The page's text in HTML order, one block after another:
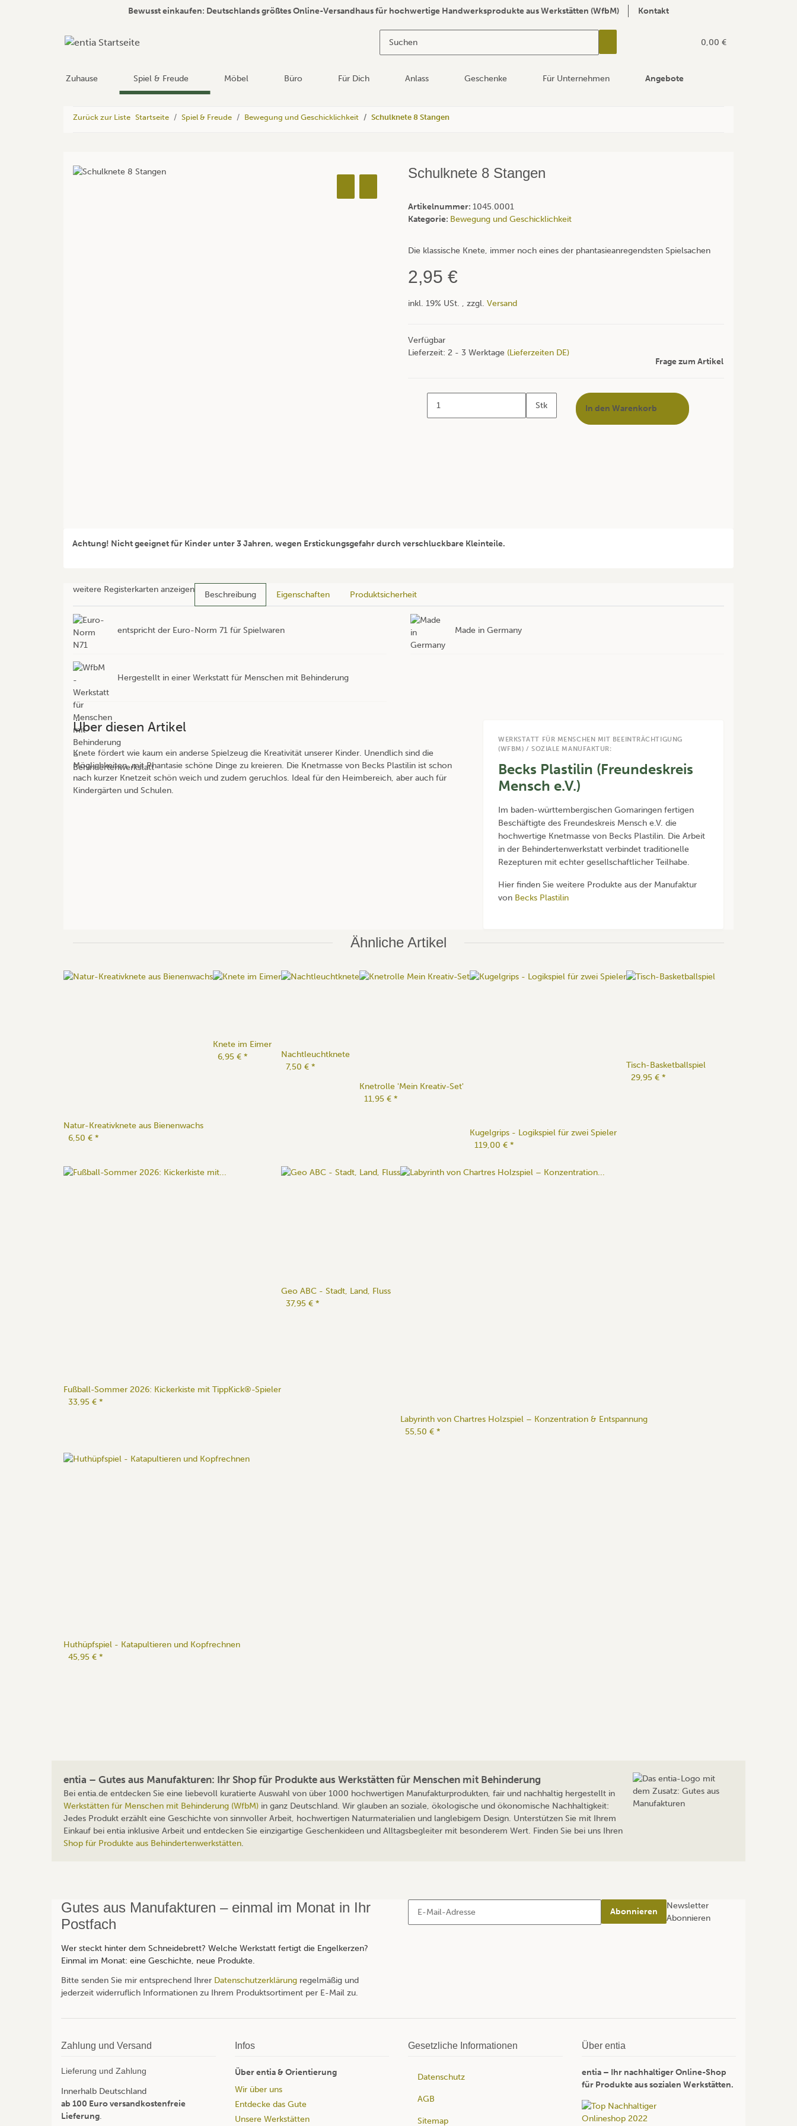
Bewusst einkaufen: Deutschlands größtes Online-Versandhaus für hochwertige Handwerksprodukte aus Werkstätten (WfbM) Kontakt
0,00 €
Zuhause Spiel & Freude Möbel Büro Für Dich Anlass Geschenke Für Unternehmen Angebote
Zurück zur Liste Startseite Spiel & Freude Bewegung und Geschicklichkeit Schulknete 8 Stangen
Schulknete 8 Stangen
Artikelnummer: 1045.0001
Kategorie: Bewegung und Geschicklichkeit
Die klassische Knete, immer noch eines der phantasieanregendsten Spielsachen
2,95 €
inkl. 19% USt. , zzgl. Versand
Verfügbar
Lieferzeit: 2 - 3 Werktage (Lieferzeiten DE)
Frage zum Artikel
Stk In den Warenkorb
Achtung! Nicht geeignet für Kinder unter 3 Jahren, wegen Erstickungsgefahr durch verschluckbare Kleinteile.
weitere Registerkarten anzeigen
Beschreibung Eigenschaften Produktsicherheit
entspricht der Euro-Norm 71 für Spielwaren Made in Germany
Hergestellt in einer Werkstatt für Menschen mit Behinderung
Über diesen Artikel
Knete fördert wie kaum ein anderse Spielzeug die Kreativität unserer Kinder. Unendlich sind die
Möglichkeiten, mit Phantasie schöne Dinge zu kreieren. Die Knetmasse von Becks Plastilin ist schon
nach kurzer Knetzeit schön weich und zudem geruchlos. Ideal für den Heimbereich, aber auch für
Kindergärten und Schulen.
WERKSTATT FÜR MENSCHEN MIT BEEINTRÄCHTIGUNG
(WFBM) / SOZIALE MANUFAKTUR:
Becks Plastilin (Freundeskreis
Mensch e.V.)
Im baden-württembergischen Gomaringen fertigen
Beschäftigte des Freundeskreis Mensch e.V. die
hochwertige Knetmasse von Becks Plastilin. Die Arbeit
in der Behindertenwerkstatt verbindet traditionelle
Rezepturen mit echter gesellschaftlicher Teilhabe.
Hier finden Sie weitere Produkte aus der Manufaktur
von Becks Plastilin
Ähnliche Artikel
Natur-Kreativknete aus Bienenwachs
6,50 € *
Knete im Eimer
6,95 € *
Nachtleuchtknete
7,50 € *
Knetrolle 'Mein Kreativ-Set'
11,95 € *
Kugelgrips - Logikspiel für zwei Spieler
119,00 € *
Tisch-Basketballspiel
29,95 € *
Fußball-Sommer 2026: Kickerkiste mit TippKick®-Spieler
33,95 € *
Geo ABC - Stadt, Land, Fluss
37,95 € *
Labyrinth von Chartres Holzspiel – Konzentration & Entspannung
55,50 € *
Huthüpfspiel - Katapultieren und Kopfrechnen
45,95 € *
entia – Gutes aus Manufakturen: Ihr Shop für Produkte aus Werkstätten für Menschen mit Behinderung
Bei entia.de entdecken Sie eine liebevoll kuratierte Auswahl von über 1000 hochwertigen Manufakturprodukten, fair und nachhaltig hergestellt in
Werkstätten für Menschen mit Behinderung (WfbM) in ganz Deutschland. Wir glauben an soziale, ökologische und ökonomische Nachhaltigkeit:
Jedes Produkt erzählt eine Geschichte von sinnvoller Arbeit, hochwertigen Naturmaterialien und langlebigem Design. Unterstützen Sie mit Ihrem
Einkauf bei entia inklusive Arbeit und entdecken Sie einzigartige Geschenkideen und Alltagsbegleiter mit besonderem Wert. Finden Sie bei uns Ihren
Shop für Produkte aus Behindertenwerkstätten.
Gutes aus Manufakturen – einmal im Monat in Ihr
Postfach
Wer steckt hinter dem Schneidebrett? Welche Werkstatt fertigt die Engelkerzen?
Einmal im Monat: eine Geschichte, neue Produkte.
Bitte senden Sie mir entsprechend Ihrer Datenschutzerklärung regelmäßig und
jederzeit widerruflich Informationen zu Ihrem Produktsortiment per E-Mail zu.
Abonnieren
Newsletter
Abonnieren
Zahlung und Versand
Lieferung und Zahlung
Innerhalb Deutschland
ab 100 Euro versandkostenfreie
Lieferung.
Infos
Über entia & Orientierung
Wir über uns
Entdecke das Gute
Unsere Werkstätten
Gesetzliche Informationen
Datenschutz
AGB
Sitemap
Über entia
entia – Ihr nachhaltiger Online-Shop
für Produkte aus sozialen Werkstätten.